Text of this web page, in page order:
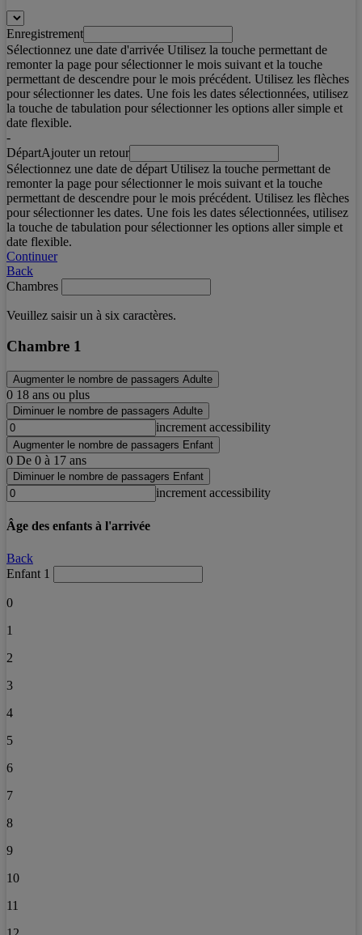
Enregistrement
Sélectionnez une date d'arrivée Utilisez la touche permettant de
remonter la page pour sélectionner le mois suivant et la touche
permettant de descendre pour le mois précédent. Utilisez les flèches
pour sélectionner les dates. Une fois les dates sélectionnées, utilisez
la touche de tabulation pour sélectionner les options aller simple et
date flexible.
-
DépartAjouter un retour
Sélectionnez une date de départ Utilisez la touche permettant de
remonter la page pour sélectionner le mois suivant et la touche
permettant de descendre pour le mois précédent. Utilisez les flèches
pour sélectionner les dates. Une fois les dates sélectionnées, utilisez
la touche de tabulation pour sélectionner les options aller simple et
date flexible.
Continuer
Back
Chambres
Veuillez saisir un à six caractères.
Chambre 1
Augmenter le nombre de passagers Adulte
0 18 ans ou plus
Diminuer le nombre de passagers Adulte
increment accessibility
Augmenter le nombre de passagers Enfant
0 De 0 à 17 ans
Diminuer le nombre de passagers Enfant
increment accessibility
Âge des enfants à l'arrivée
Back
Enfant 1
0
1
2
3
4
5
6
7
8
9
10
11